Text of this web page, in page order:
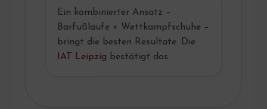
Ein kombinierter Ansatz –
Barfußläufe + Wettkampfschuhe –
bringt die besten Resultate. Die
IAT Leipzig bestätigt das.